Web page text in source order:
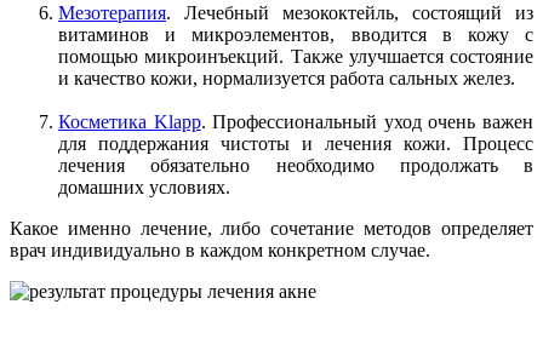
Мезотерапия. Лечебный мезококтейль, состоящий из
витаминов и микроэлементов, вводится в кожу с
помощью микроинъекций. Также улучшается состояние
и качество кожи, нормализуется работа сальных желез.
Косметика Klapp. Профессиональный уход очень важен
для поддержания чистоты и лечения кожи. Процесс
лечения обязательно необходимо продолжать в
домашних условиях.
Какое именно лечение, либо сочетание методов определяет
врач индивидуально в каждом конкретном случае.